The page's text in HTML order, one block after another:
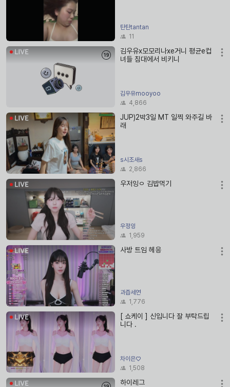
탄탄tantan
11
김우유x모모리나xe거니 평균e컵
녀들 침대에서 비키니
김우유mooyoo
4,866
JUP)2박3일 MT 일찍 와주길 바
래
s시조새s
2,866
우저잉ㅇ 김밥먹기
우정잉
1,959
사방 트임 헤응
과즙세연
1,776
[ 쇼케이 ] 신입니다 잘 부탁드립
니다 .
차이은♡
1,508
하이레그